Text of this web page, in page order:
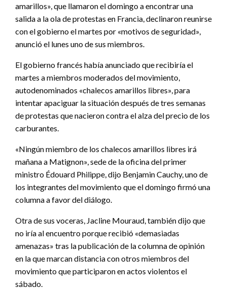
amarillos», que llamaron el domingo a encontrar una
salida a la ola de protestas en Francia, declinaron reunirse
con el gobierno el martes por «motivos de seguridad»,
anunció el lunes uno de sus miembros.
El gobierno francés había anunciado que recibiría el
martes a miembros moderados del movimiento,
autodenominados «chalecos amarillos libres», para
intentar apaciguar la situación después de tres semanas
de protestas que nacieron contra el alza del precio de los
carburantes.
«Ningún miembro de los chalecos amarillos libres irá
mañana a Matignon», sede de la oficina del primer
ministro Édouard Philippe, dijo Benjamin Cauchy, uno de
los integrantes del movimiento que el domingo firmó una
columna a favor del diálogo.
Otra de sus voceras, Jacline Mouraud, también dijo que
no iría al encuentro porque recibió «demasiadas
amenazas» tras la publicación de la columna de opinión
en la que marcan distancia con otros miembros del
movimiento que participaron en actos violentos el
sábado.